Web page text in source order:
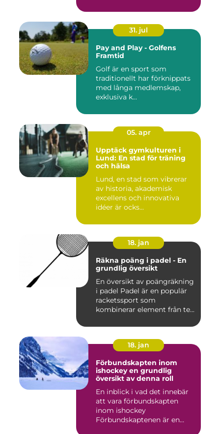
31. jul
Pay and Play - Golfens
Framtid
Golf är en sport som
traditionellt har förknippats
med långa medlemskap,
exklusiva k...
05. apr
Upptäck gymkulturen i
Lund: En stad för träning
och hälsa
Lund, en stad som vibrerar
av historia, akademisk
excellens och innovativa
idéer är ocks...
18. jan
Räkna poäng i padel - En
grundlig översikt
En översikt av poängräkning
i padel Padel är en populär
racketssport som
kombinerar element från te...
18. jan
Förbundskapten inom
ishockey en grundlig
översikt av denna roll
En inblick i vad det innebär
att vara förbundskapten
inom ishockey
Förbundskaptenen är en